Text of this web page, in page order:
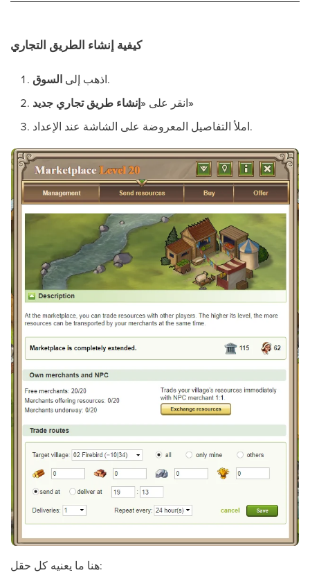
كيفية إنشاء الطريق التجاري
اذهب إلى السوق
.
انقر على«إنشاء طريق تجاري جديد»
املأ التفاصيل المعروضة على الشاشة عند الإعداد.
هنا ما يعنيه كل حقل: